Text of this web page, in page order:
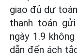
giao đủ dự
thanh toán
ngày 1.9
dẫn đến ách